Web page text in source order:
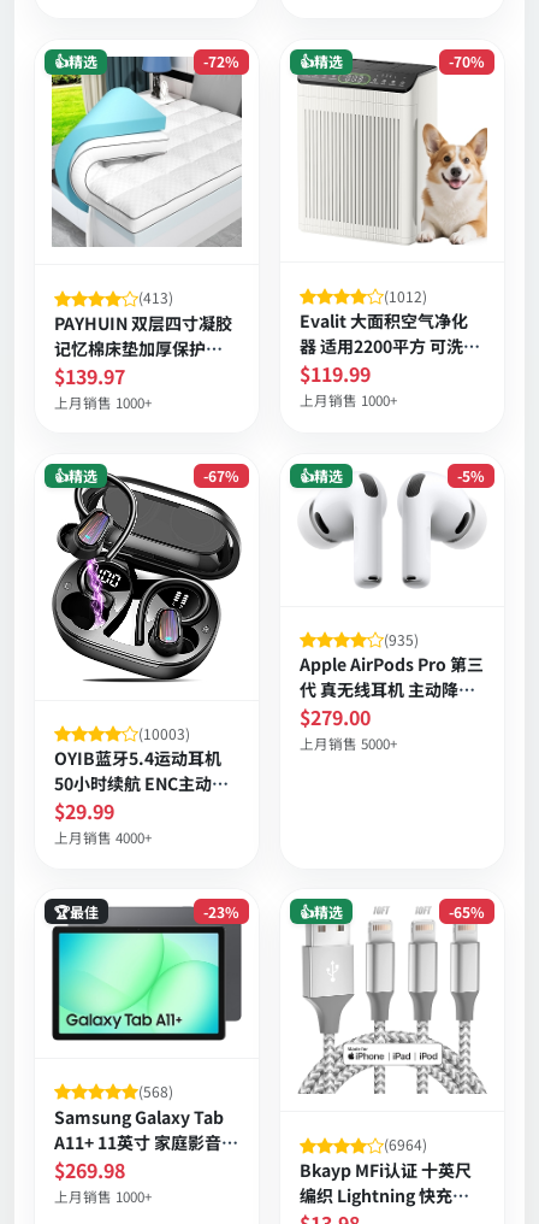
-72%
👍精选
(413)
PAYHUIN 双层四寸凝胶
记忆棉床垫加厚保护垫
深度包角防滑护脊透气
$139.97
上月销售 1000+
-70%
👍精选
(1012)
Evalit 大面积空气净化
器 适用2200平方 可洗预
滤 香薰PM2.5显示
$119.99
上月销售 1000+
-67%
👍精选
(10003)
OYIB蓝牙5.4运动耳机
50小时续航 ENC主动降
噪 IP7防水耳挂式
$29.99
上月销售 4000+
-5%
👍精选
(935)
Apple AirPods Pro 第三
代 真无线耳机 主动降噪
心率感应 空间音频 个性
化音效 长续航
$279.00
上月销售 5000+
-23%
🏆最佳
(568)
Samsung Galaxy Tab
A11+ 11英寸 家庭影音大
屏平板 四扬声器 Dolby
环绕音效 长续航 便携设
$269.98
上月销售 1000+
-65%
👍精选
(6964)
Bkayp MFi认证 十英尺
编织 Lightning 快充数